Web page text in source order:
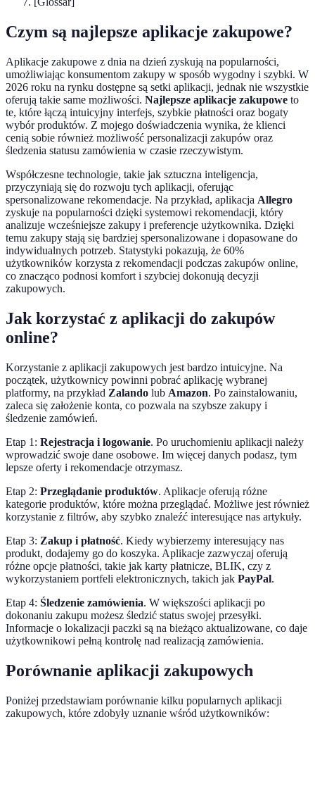
Czym są najlepsze aplikacje zakupowe?
Aplikacje zakupowe z dnia na dzień zyskują na popularności,
umożliwiając konsumentom zakupy w sposób wygodny i szybki. W
2026 roku na rynku dostępne są setki aplikacji, jednak nie wszystkie
oferują takie same możliwości. Najlepsze aplikacje zakupowe to
te, które łączą intuicyjny interfejs, szybkie płatności oraz bogaty
wybór produktów. Z mojego doświadczenia wynika, że klienci
cenią sobie również możliwość personalizacji zakupów oraz
śledzenia statusu zamówienia w czasie rzeczywistym.
Współczesne technologie, takie jak sztuczna inteligencja,
przyczyniają się do rozwoju tych aplikacji, oferując
spersonalizowane rekomendacje. Na przykład, aplikacja Allegro
zyskuje na popularności dzięki systemowi rekomendacji, który
analizuje wcześniejsze zakupy i preferencje użytkownika. Dzięki
temu zakupy stają się bardziej spersonalizowane i dopasowane do
indywidualnych potrzeb. Statystyki pokazują, że 60%
użytkowników korzysta z rekomendacji podczas zakupów online,
co znacząco podnosi komfort i szybciej dokonują decyzji
zakupowych.
Jak korzystać z aplikacji do zakupów
online?
Korzystanie z aplikacji zakupowych jest bardzo intuicyjne. Na
początek, użytkownicy powinni pobrać aplikację wybranej
platformy, na przykład Zalando lub Amazon. Po zainstalowaniu,
zaleca się założenie konta, co pozwala na szybsze zakupy i
śledzenie zamówień.
Etap 1: Rejestracja i logowanie. Po uruchomieniu aplikacji należy
wprowadzić swoje dane osobowe. Im więcej danych podasz, tym
lepsze oferty i rekomendacje otrzymasz.
Etap 2: Przeglądanie produktów. Aplikacje oferują różne
kategorie produktów, które można przeglądać. Możliwe jest również
korzystanie z filtrów, aby szybko znaleźć interesujące nas artykuły.
Etap 3: Zakup i płatność. Kiedy wybierzemy interesujący nas
produkt, dodajemy go do koszyka. Aplikacje zazwyczaj oferują
różne opcje płatności, takie jak karty płatnicze, BLIK, czy z
wykorzystaniem portfeli elektronicznych, takich jak PayPal.
Etap 4: Śledzenie zamówienia. W większości aplikacji po
dokonaniu zakupu możesz śledzić status swojej przesyłki.
Informacje o lokalizacji paczki są na bieżąco aktualizowane, co daje
użytkownikowi pełną kontrolę nad realizacją zamówienia.
Porównanie aplikacji zakupowych
Poniżej przedstawiam porównanie kilku popularnych aplikacji
zakupowych, które zdobyły uznanie wśród użytkowników: